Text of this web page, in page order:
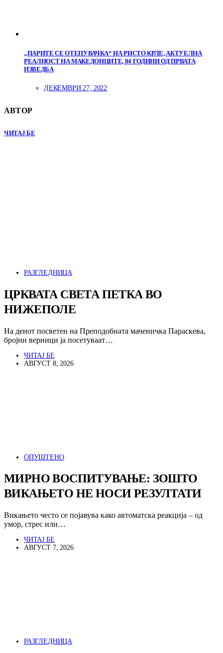
„ПАРИТЕ СЕ ОТЕПУВАЧКА“ НА РИСТО КРЛЕ, АКТУЕЛНА
РЕАЛНОСТ НА МАКЕДОНЦИТЕ, 84 ГОДИНИ ОД ПРВАТА
ИЗВЕДБА
ДЕКЕМВРИ 27, 2022
АВТОР
ЧИТАЈ БЕ
РАЗГЛЕДНИЦА
ЦРКВАТА СВЕТА ПЕТКА ВО
НИЖЕПОЛЕ
На денот посветен на Преподобната маченичка Параскева,
бројни верници ја посетуваат…
ЧИТАЈ БЕ
АВГУСТ 8, 2026
ОПУШТЕНО
МИРНО ВОСПИТУВАЊЕ: ЗОШТО
ВИКАЊЕТО НЕ НОСИ РЕЗУЛТАТИ
Викањето често се појавува како автоматска реакција – од
умор, стрес или…
ЧИТАЈ БЕ
АВГУСТ 7, 2026
РАЗГЛЕДНИЦА